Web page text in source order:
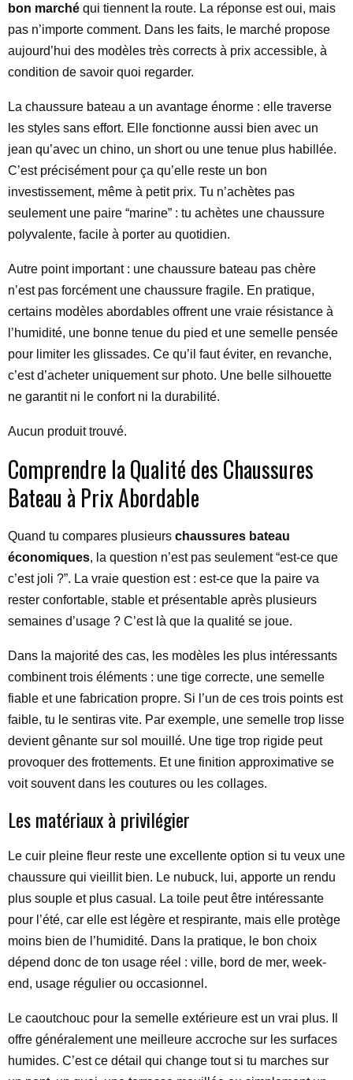
bon marché qui tiennent la route. La réponse est oui, mais
pas n’importe comment. Dans les faits, le marché propose
aujourd’hui des modèles très corrects à prix accessible, à
condition de savoir quoi regarder.
La chaussure bateau a un avantage énorme : elle traverse
les styles sans effort. Elle fonctionne aussi bien avec un
jean qu’avec un chino, un short ou une tenue plus habillée.
C’est précisément pour ça qu’elle reste un bon
investissement, même à petit prix. Tu n’achètes pas
seulement une paire “marine” : tu achètes une chaussure
polyvalente, facile à porter au quotidien.
Autre point important : une chaussure bateau pas chère
n’est pas forcément une chaussure fragile. En pratique,
certains modèles abordables offrent une vraie résistance à
l’humidité, une bonne tenue du pied et une semelle pensée
pour limiter les glissades. Ce qu’il faut éviter, en revanche,
c’est d’acheter uniquement sur photo. Une belle silhouette
ne garantit ni le confort ni la durabilité.
Aucun produit trouvé.
Comprendre la Qualité des Chaussures
Bateau à Prix Abordable
Quand tu compares plusieurs chaussures bateau
économiques, la question n’est pas seulement “est-ce que
c’est joli ?”. La vraie question est : est-ce que la paire va
rester confortable, stable et présentable après plusieurs
semaines d’usage ? C’est là que la qualité se joue.
Dans la majorité des cas, les modèles les plus intéressants
combinent trois éléments : une tige correcte, une semelle
fiable et une fabrication propre. Si l’un de ces trois points est
faible, tu le sentiras vite. Par exemple, une semelle trop lisse
devient gênante sur sol mouillé. Une tige trop rigide peut
provoquer des frottements. Et une finition approximative se
voit souvent dans les coutures ou les collages.
Les matériaux à privilégier
Le cuir pleine fleur reste une excellente option si tu veux une
chaussure qui vieillit bien. Le nubuck, lui, apporte un rendu
plus souple et plus casual. La toile peut être intéressante
pour l’été, car elle est légère et respirante, mais elle protège
moins bien de l’humidité. Dans la pratique, le bon choix
dépend donc de ton usage réel : ville, bord de mer, week-
end, usage régulier ou occasionnel.
Le caoutchouc pour la semelle extérieure est un vrai plus. Il
offre généralement une meilleure accroche sur les surfaces
humides. C’est ce détail qui change tout si tu marches sur